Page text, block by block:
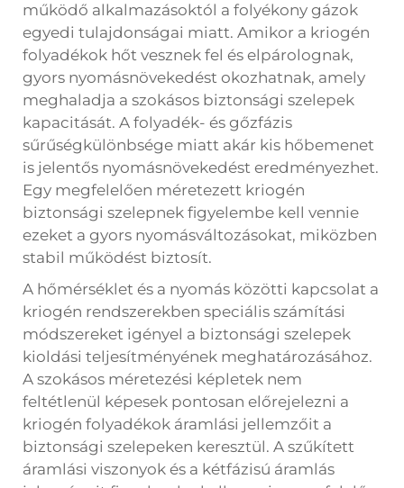
működő alkalmazásoktól a folyékony gázok
egyedi tulajdonságai miatt. Amikor a kriogén
folyadékok hőt vesznek fel és elpárolognak,
gyors nyomásnövekedést okozhatnak, amely
meghaladja a szokásos biztonsági szelepek
kapacitását. A folyadék- és gőzfázis
sűrűségkülönbsége miatt akár kis hőbemenet
is jelentős nyomásnövekedést eredményezhet.
Egy megfelelően méretezett kriogén
biztonsági szelepnek figyelembe kell vennie
ezeket a gyors nyomásváltozásokat, miközben
stabil működést biztosít.
A hőmérséklet és a nyomás közötti kapcsolat a
kriogén rendszerekben speciális számítási
módszereket igényel a biztonsági szelepek
kioldási teljesítményének meghatározásához.
A szokásos méretezési képletek nem
feltétlenül képesek pontosan előrejelezni a
kriogén folyadékok áramlási jellemzőit a
biztonsági szelepeken keresztül. A szűkített
áramlási viszonyok és a kétfázisú áramlás